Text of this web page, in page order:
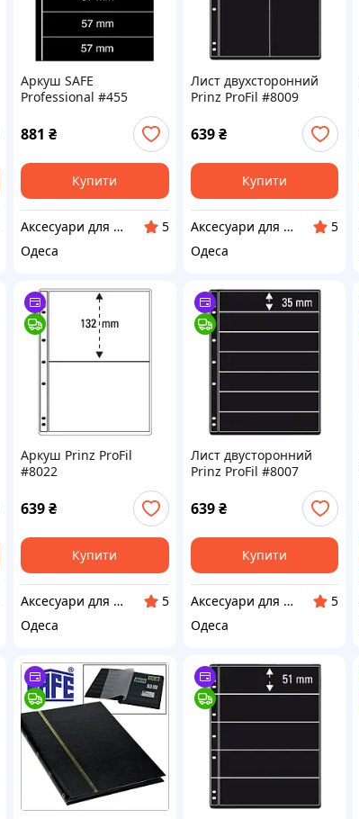
Аркуш SAFE
Professional #455
881 ₴
Купити
Аксесуари для колекціонерів SAFE
5
Одеса
Лист двухсторонний
Prinz ProFil #8009
639 ₴
Купити
Аксесуари для колекціонерів SAFE
5
Одеса
Аркуш Prinz ProFil
#8022
639₴
Купити
Аксесуари для колекціонерів SAFE
5
Одеса
Лист двусторонний
Prinz ProFil #8007
639 ₴
Купити
Аксесуари для колекціонерів SAFE
5
Одеса